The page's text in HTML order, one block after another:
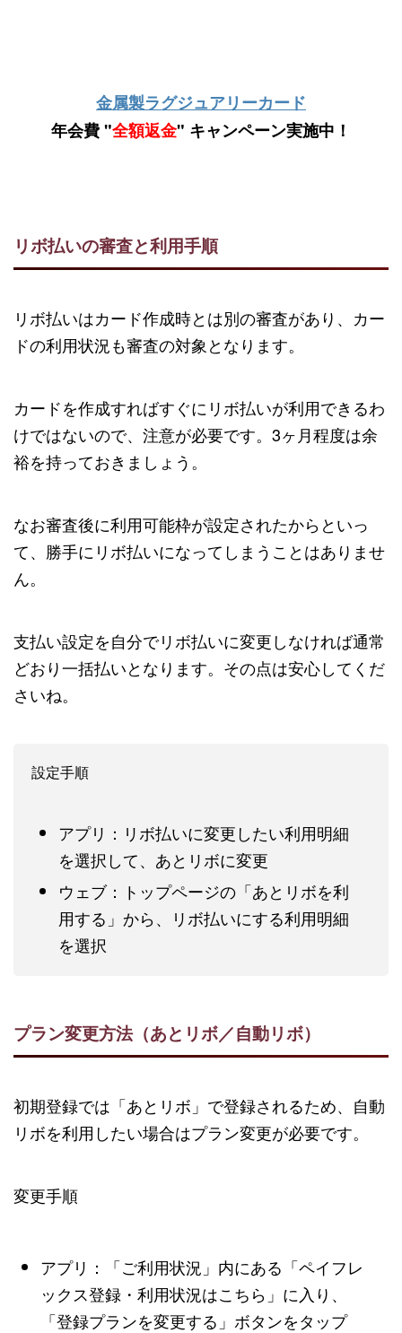
金属製ラグジュアリーカード
年会費 "全額返金" キャンペーン実施中！
リボ払いの審査と利用手順
リボ払いはカード作成時とは別の審査があり、カー
ドの利用状況も審査の対象となります。
カードを作成すればすぐにリボ払いが利用できるわ
けではないので、注意が必要です。3ヶ月程度は余
裕を持っておきましょう。
なお審査後に利用可能枠が設定されたからといっ
て、勝手にリボ払いになってしまうことはありませ
ん。
支払い設定を自分でリボ払いに変更しなければ通常
どおり一括払いとなります。その点は安心してくだ
さいね。
設定手順
アプリ：リボ払いに変更したい利用明細
を選択して、あとリボに変更
ウェブ：トップページの「あとリボを利
用する」から、リボ払いにする利用明細
を選択
プラン変更方法（あとリボ／自動リボ）
初期登録では「あとリボ」で登録されるため、自動
リボを利用したい場合はプラン変更が必要です。
変更手順
アプリ：「ご利用状況」内にある「ペイフレ
ックス登録・利用状況はこちら」に入り、
「登録プランを変更する」ボタンをタップ